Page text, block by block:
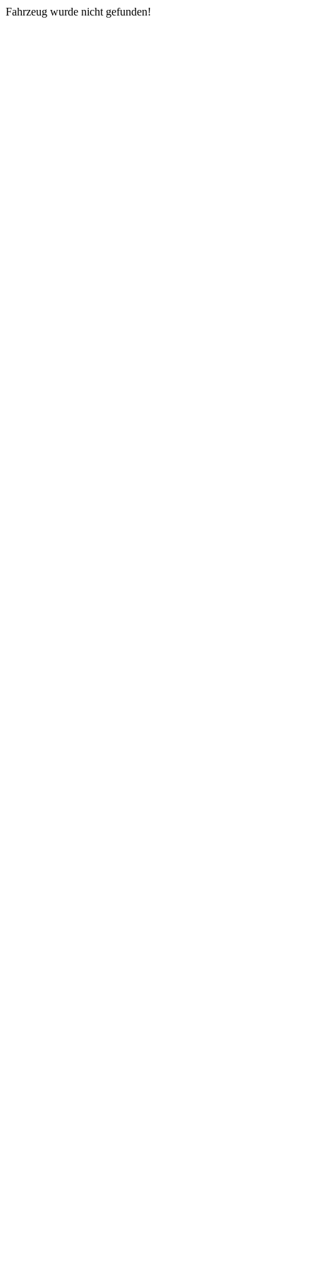
Fahrzeug wurde nicht gefunden!